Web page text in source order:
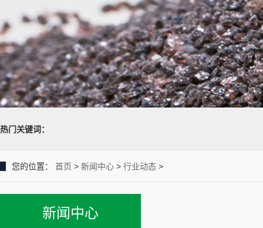
热门关键词：
您的位置： 首页 > 新闻中心 > 行业动态 >
新闻中心